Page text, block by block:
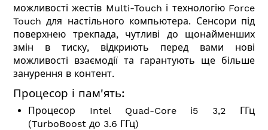
можливості жестів Multi-Touch і технологію Force
Touch для настільного компьютера. Сенсори під
поверхнею трекпада, чутливі до щонайменших
змін в тиску, відкриють перед вами нові
можливості взаємодії та гарантують ще більше
занурення в контент.
Процесор і пам'ять:
Процесор Intel Quad-Core i5 3,2 ГГц
(TurboBoost до 3.6 ГГц)